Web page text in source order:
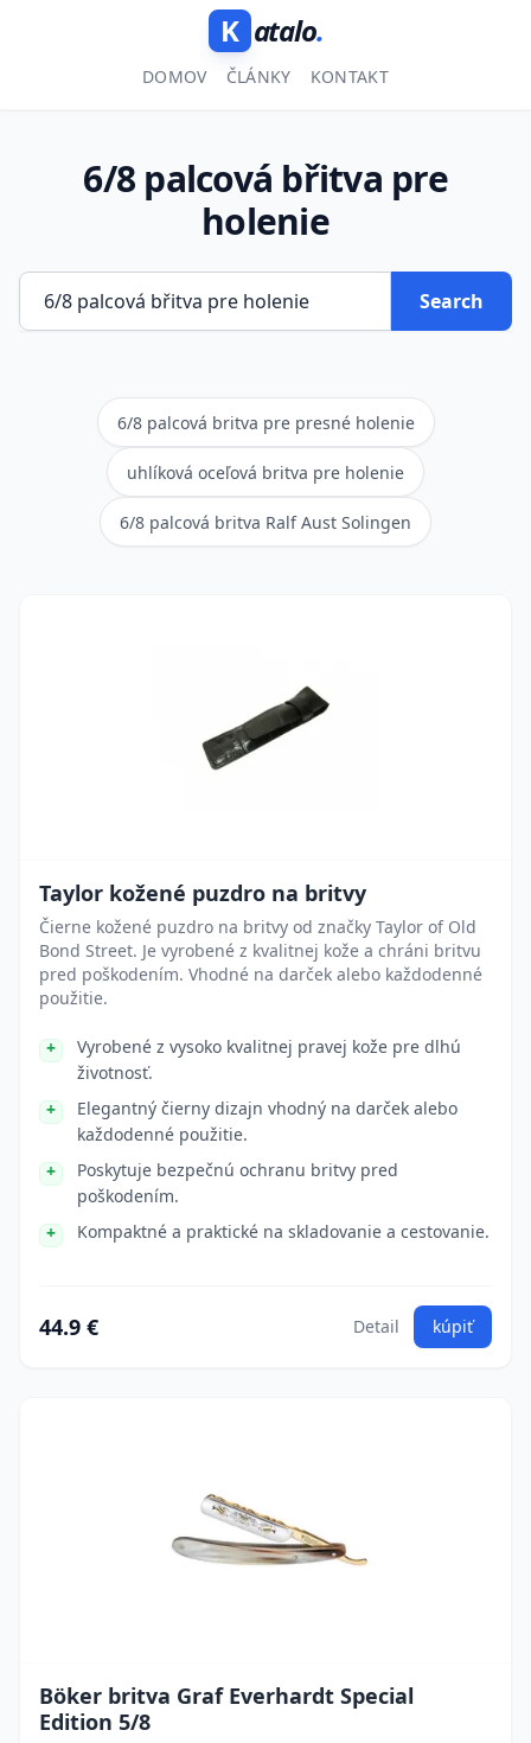
K atalo.
DOMOV ČLÁNKY KONTAKT
6/8 palcová břitva pre
holenie
Search
6/8 palcová britva pre presné holenie
uhlíková oceľová britva pre holenie
6/8 palcová britva Ralf Aust Solingen
Taylor kožené puzdro na britvy
Čierne kožené puzdro na britvy od značky Taylor of Old
Bond Street. Je vyrobené z kvalitnej kože a chráni britvu
pred poškodením. Vhodné na darček alebo každodenné
použitie.
Vyrobené z vysoko kvalitnej pravej kože pre dlhú
životnosť.
Elegantný čierny dizajn vhodný na darček alebo
každodenné použitie.
Poskytuje bezpečnú ochranu britvy pred
poškodením.
Kompaktné a praktické na skladovanie a cestovanie.
44.9 € Detail kúpiť
Böker britva Graf Everhardt Special
Edition 5/8